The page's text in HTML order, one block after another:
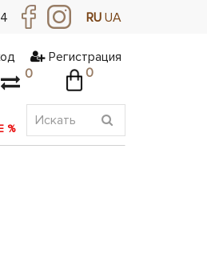
RU UA
Регистрация
0
0
% АКЦИЯ